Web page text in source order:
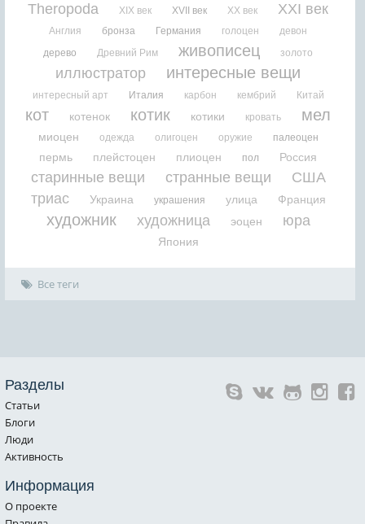
Theropoda XIX век XVII век XX век XXI век
Англия бронза Германия голоцен
девон
дерево
Древний Рим живописец золото
иллюстратор интересные вещи
интересный арт Италия карбон кембрий Китай
кот котенок котик котики кровать мел
миоцен одежда олигоцен оружие палеоцен
пермь плейстоцен плиоцен пол Россия
старинные вещи странные вещи
США
триас
Украина украшения улица Франция
художник художница эоцен юра
Япония
Все теги
Разделы
Статьи
Блоги
Люди
Активность
Информация
О проекте